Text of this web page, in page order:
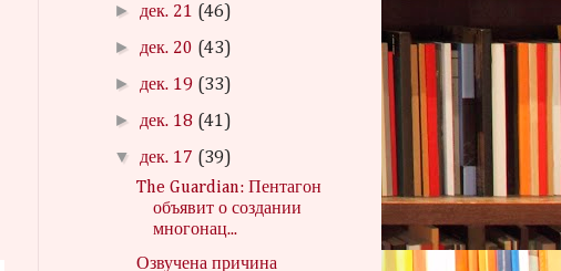
► дек. 21 (46)
► дек. 20 (43)
► дек. 19 (33)
► дек. 18 (41)
▼ дек. 17 (39)
The Guardian: Пентагон
объявит о создании
многонац...
Озвучена причина